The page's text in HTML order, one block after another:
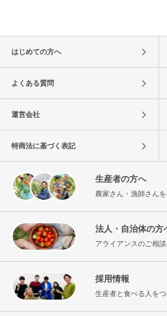
はじめての方へ
よくある質問
運営会社
特商法に基づく表記
生産者の方へ
農家さん・漁師さん
法人・自治体の方
アライアンスのご相
採用情報
生産者と食べる人を